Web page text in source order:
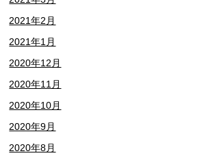
2021年2月
2021年1月
2020年12月
2020年11月
2020年10月
2020年9月
2020年8月